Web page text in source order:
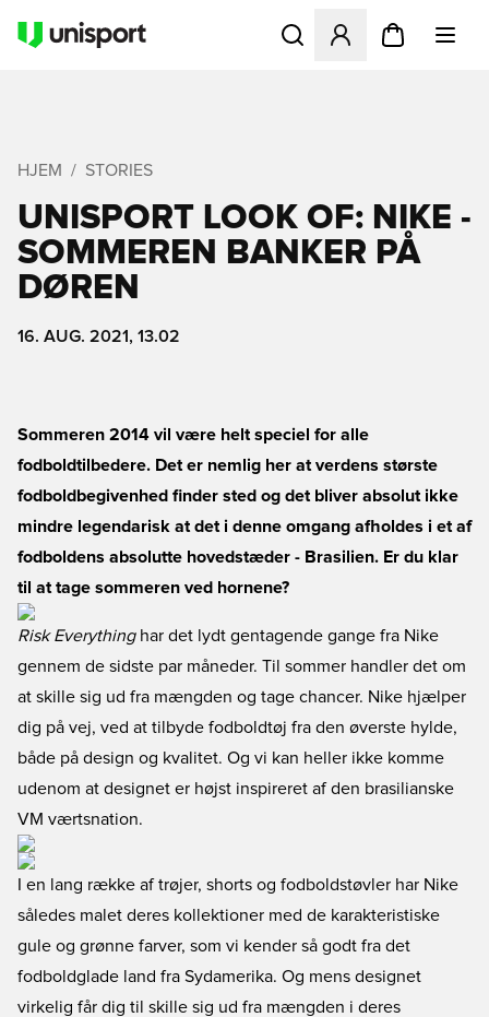
Åbner en Modal til at
HJEM STORIES
UNISPORT LOOK OF: NIKE -
SOMMEREN BANKER PÅ
DØREN
16. AUG. 2021, 13.02
Sommeren 2014 vil være helt speciel for alle
fodboldtilbedere. Det er nemlig her at verdens største
fodboldbegivenhed finder sted og det bliver absolut ikke
mindre legendarisk at det i denne omgang afholdes i et af
fodboldens absolutte hovedstæder - Brasilien. Er du klar
til at tage sommeren ved hornene?
Risk Everythinghar det lydt gentagende gange fra Nike
gennem de sidste par måneder. Til sommer handler det om
at skille sig ud fra mængden og tage chancer. Nike hjælper
dig på vej, ved at tilbyde fodboldtøj fra den øverste hylde,
både på design og kvalitet. Og vi kan heller ikke komme
udenom at designet er højst inspireret af den brasilianske
VM værtsnation.
I en lang række af trøjer, shorts og fodboldstøvler har Nike
således malet deres kollektioner med de karakteristiske
gule og grønne farver, som vi kender så godt fra det
fodboldglade land fra Sydamerika. Og mens designet
virkelig får dig til skille sig ud fra mængden i deres